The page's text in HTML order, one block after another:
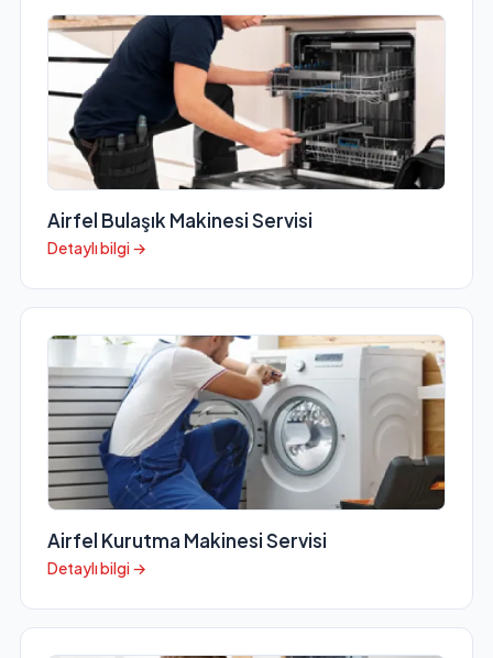
Airfel Bulaşık Makinesi Servisi
Detaylı bilgi →
Airfel Kurutma Makinesi Servisi
Detaylı bilgi →